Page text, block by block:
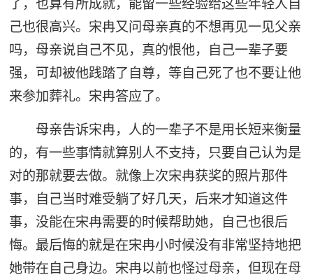
己也很高兴。宋冉又问母亲真的不想再见一见父亲
吗，母亲说自己不见，真的恨他，自己一辈子要
强，可却被他践踏了自尊，等自己死了也不要让他
来参加葬礼。宋冉答应了。
母亲告诉宋冉，人的一辈子不是用长短来衡量
的，有一些事情就算别人不支持，只要自己认为是
对的那就要去做。就像上次宋冉获奖的照片那件
事，自己当时难受躺了好几天，后来才知道这件
事，没能在宋冉需要的时候帮助她，自己也很后
悔。最后悔的就是在宋冉小时候没有非常坚持地把
她带在自己身边。宋冉以前也怪过母亲，但现在母